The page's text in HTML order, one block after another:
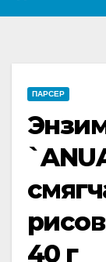
ПАРСЕР
40 г